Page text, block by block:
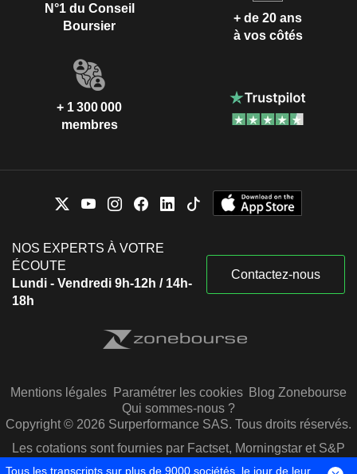
N°1 du Conseil
Boursier
+ de 20 ans
à vos côtés
+ 1 300 000
membres
NOS EXPERTS À VOTRE
ÉCOUTE
Lundi - Vendredi 9h-12h / 14h-
18h
Contactez-nous
Mentions légales Paramétrer les cookies Blog Zonebourse
Qui sommes-nous ?
Copyright © 2026 Surperformance SAS. Tous droits réservés.
Les cotations sont fournies par Factset, Morningstar et S&P
Capital IQ
Tous les transcripts sur plus de 9000 sociétés, le jour de leur